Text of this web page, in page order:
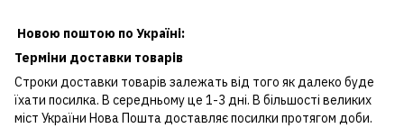
Новою поштою по Україні:
Терміни доставки товарів
Строки доставки товарів залежать від того як далеко буде
їхати посилка. В середньому це 1-3 дні. В більшості великих
міст України Нова Пошта доставляє посилки протягом доби.